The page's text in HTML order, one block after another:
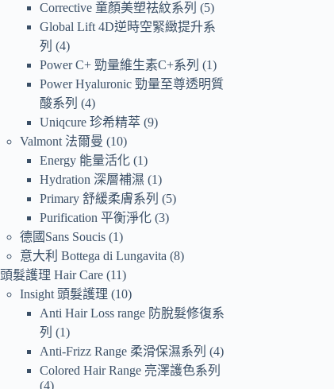
Corrective 童顏美塑祛紋系列
5
Global Lift 4D逆時空緊緻提升系
列
4
Power C+ 勁量維生素C+系列
1
Power Hyaluronic 勁量至尊透明質
酸系列
4
Uniqcure 珍希精萃 9
Valmont 法爾曼
10
Energy 能量活化 1
Hydration 深層補濕
1
Primary 舒緩柔膚系列
5
Purification 平衡淨化 3
德國Sans Soucis 1
意大利 Bottega di Lungavita 8
頭髮護理 Hair Care 11
Insight 頭髮護理
10
Anti Hair Loss range 防脫髮修復系
列
1
Anti-Frizz Range 柔滑保濕系列
4
Colored Hair Range 亮澤護色系列
4